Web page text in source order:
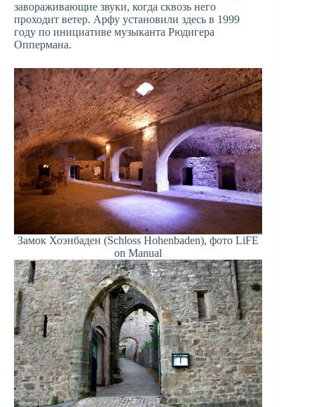
завораживающие звуки, когда сквозь него
проходит ветер. Арфу установили здесь в 1999
году по инициативе музыканта Рюдигера
Оппермана.
Замок Хоэнбаден (Schloss Hohenbaden), фото LiFE
on Manual